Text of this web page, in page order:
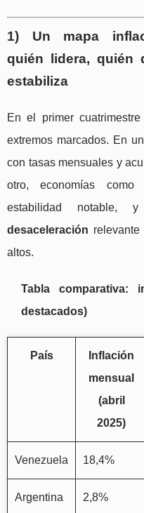
1) Un mapa
quién lidera, quién
estabiliza
En el primer
extremos marcados. En
con tasas mensuales y
otro, economías
estabilidad notable,
desaceleración
altos.
Tabla comparativa:
destacados)
País
Inflación
mensual
(abril
2025)
Venezuela 18,4%
Argentina 2,8%